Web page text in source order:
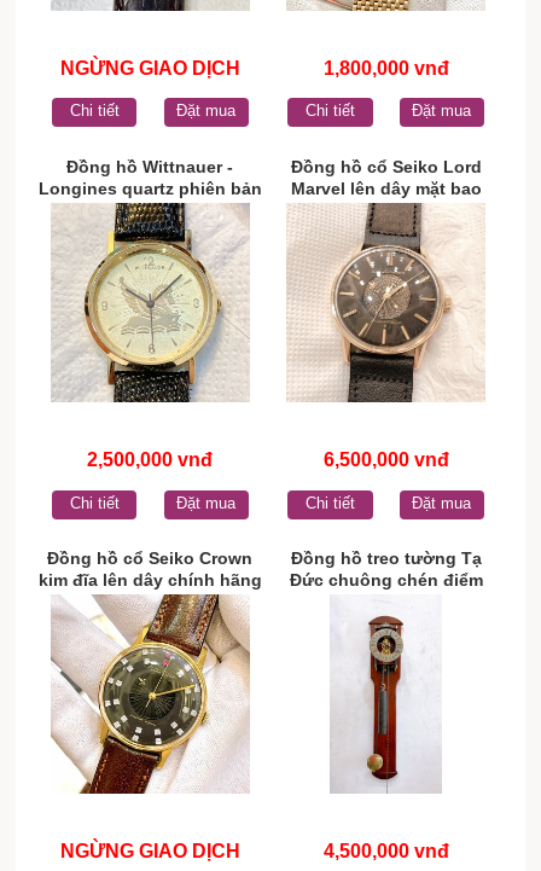
NGỪNG GIAO DỊCH
Chi tiết Đặt mua
1,800,000 vnđ
Chi tiết Đặt mua
Đồng hồ Wittnauer -
Longines quartz phiên bản
kỹ niệm chính hãng thụy
sĩ
2,500,000 vnđ
Chi tiết Đặt mua
Đồng hồ cổ Seiko Lord
Marvel lên dây mặt bao
công 14k goldfilled chính
hãng nhật bản
6,500,000 vnđ
Chi tiết Đặt mua
Đồng hồ cổ Seiko Crown
kim đĩa lên dây chính hãng
nhật bản
NGỪNG GIAO DỊCH
Đồng hồ treo tường Tạ
Đức chuông chén điểm
giờ chính hãng
4,500,000 vnđ